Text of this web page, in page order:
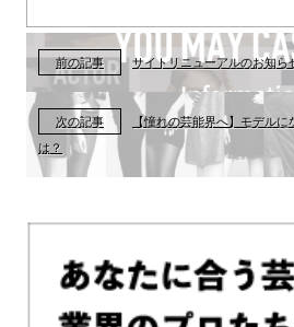
前の記事 サイトリニューアルのお知ら
次の記事
【憧れの芸能界へ】モデル
は？